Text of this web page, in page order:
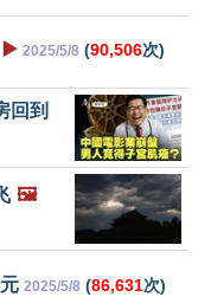
▶️ 2025/5/8 (90,506次)
回到
🖼️
2025/5/8 (86,631次)